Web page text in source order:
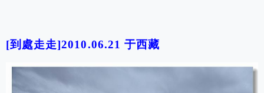
[到處走走]2010.06.21 于西藏